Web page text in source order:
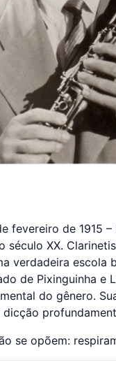
fevereiro de 1915
século XX.
verdadeira escola
de Pixinguinha e
do gênero.
se opõem: